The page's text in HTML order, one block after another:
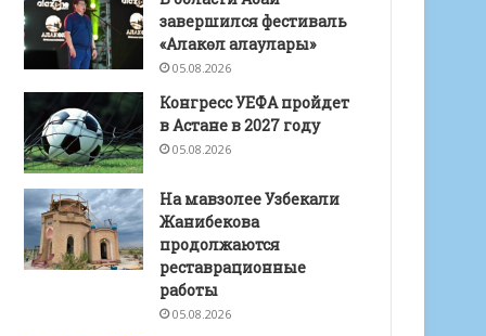
завершился фестиваль
«Алакөл алаулары»
05.08.2026
Конгресс УЕФА пройдет
в Астане в 2027 году
05.08.2026
На мавзолее Узбекали
Жанибекова
продолжаются
реставрационные
работы
05.08.2026